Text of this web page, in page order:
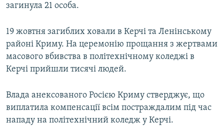
загинула 21 особа.
19 жовтня загиблих ховали в Керчі та Ленінському
районі Криму. На церемонію прощання з жертвами
масового вбивства в політехнічному коледжі в
Керчі прийшли тисячі людей.
Влада анексованого Росією Криму стверджує, що
виплатила компенсації всім постраждалим під час
нападу на політехнічний коледж у Керчі.